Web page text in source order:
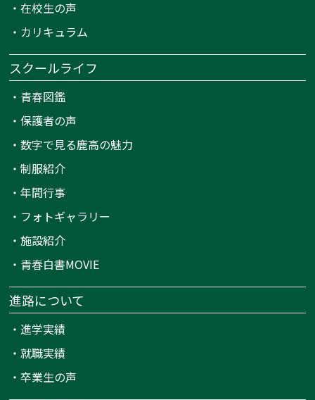
・在校生の声
・ カリキュラム
スクールライフ
・ 青春図鑑
・保護者の声
・数字で見る鹿高の魅力
・制服紹介
・年間行事
・ フォトギャラリー
・施設紹介
・ 青春白書MOVIE
進路について
・進学実績
・就職実績
・卒業生の声